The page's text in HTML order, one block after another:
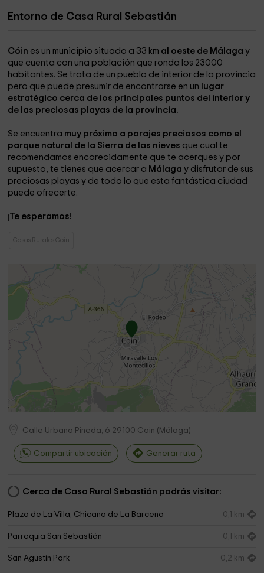
Entorno de Casa Rural Sebastián
Cóin es un municipio situado a 33 km al oeste de Málagay
que cuenta con una población que ronda los 23000
habitantes. Se trata de un pueblo de interior de la provincia
pero que puede presumir de encontrarse en un lugar
estratégico cerca de los principales puntos del interior y
de las preciosas playas de la provincia.
Se encuentra muy próximo a parajes preciosos como el
parque natural de la Sierra de las nieves que cual te
recomendamos encarecidamente que te acerques y por
supuesto, te tienes que acercar a Málaga y disfrutar de sus
preciosas playas y de todo lo que esta fantástica ciudad
puede ofrecerte.
¡Te esperamos!
Casas Rurales Coin
Calle Urbano Pineda, 6 29100 Coin ( Málaga)
Compartir ubicación Generar ruta
Cerca de Casa Rural Sebastián podrás visitar:
Plaza de La Villa, Chicano de La Barcena 0,1 km
Parroquia San Sebastián 0,1 km
San Agustin Park 0,2 km